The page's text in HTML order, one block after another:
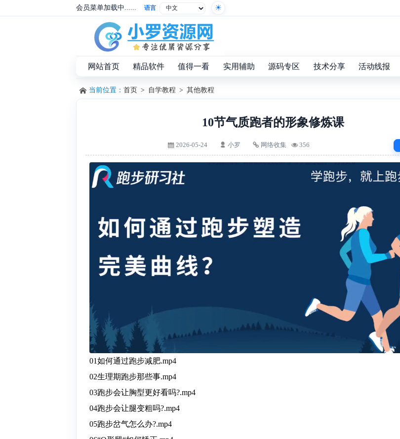
会员菜单加载中...... 语言
网站首页 精品软件 值得一看 实用辅助 源码专区 技术分享 活动线报
当前位置： 首页 > 自学教程 > 其他教程
10节气质跑者的形象修炼课
2026-05-24 小罗 网络收集 356
01如何通过跑步减肥.mp4
02生理期跑步那些事.mp4
03跑步会让胸型更好看吗?.mp4
04跑步会让腿变粗吗?.mp4
05跑步岔气怎么办?.mp4